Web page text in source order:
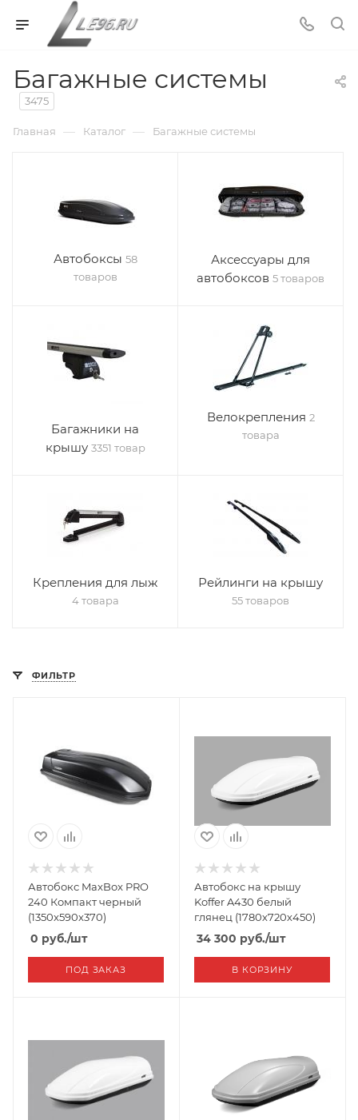
Багажные системы
3475
Главная — Каталог — Багажные системы
Автобоксы 58
товаров
Аксессуары для
автобоксов 5 товаров
Багажники на
крышу 3351 товар
Велокрепления 2
товара
Крепления для лыж
4 товара
Рейлинги на крышу
55 товаров
ФИЛЬТР
Автобокс MaxBox PRO
240 Компакт черный
(1350x590x370)
0 руб./шт
ПОД ЗАКАЗ
Автобокс на крышу
Koffer A430 белый
глянец (1780х720х450)
34 300 руб./шт
В КОРЗИНУ